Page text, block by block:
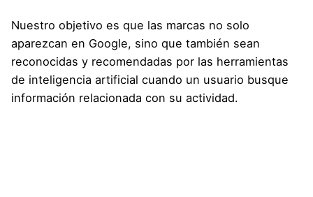
Nuestro objetivo es que las marcas no solo
aparezcan en Google, sino que también sean
reconocidas y recomendadas por las herramientas
de inteligencia artificial cuando un usuario busque
información relacionada con su actividad.